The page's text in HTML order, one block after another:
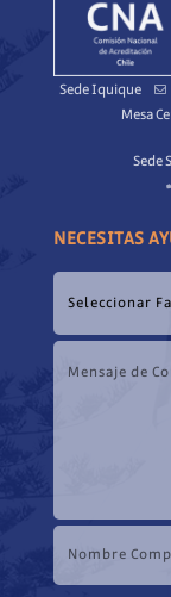
Sede Iquique
Mesa
Sede
NECESITAS